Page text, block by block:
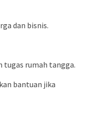
dan bisnis.
tugas rumah tangga.
bantuan jika